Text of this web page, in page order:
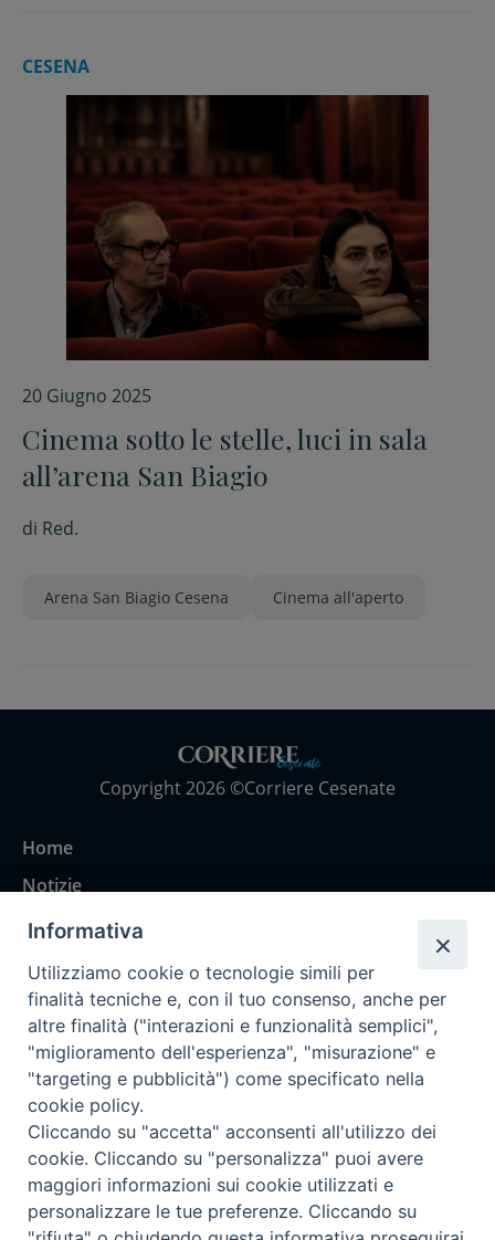
CESENA
20 Giugno 2025
Cinema sotto le stelle, luci in sala
all’arena San Biagio
di Red.
Arena San Biagio Cesena Cinema all'aperto
Copyright 2026 ©Corriere Cesenate
Home
Notizie
Rubriche
Chi siamo
Come abbonarsi
Contatti
Informativa
Utilizziamo cookie o tecnologie simili per
finalità tecniche e, con il tuo consenso, anche per
altre finalità ("interazioni e funzionalità semplici",
"miglioramento dell'esperienza", "misurazione" e
"targeting e pubblicità") come specificato nella
cookie policy.
Cliccando su "accetta" acconsenti all'utilizzo dei
cookie. Cliccando su "personalizza" puoi avere
maggiori informazioni sui cookie utilizzati e
personalizzare le tue preferenze. Cliccando su